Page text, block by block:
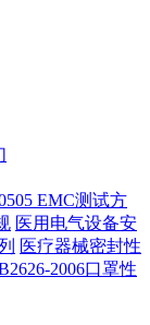
EMC测试方
医用电气设备安
医疗器械密封性
2006口罩性